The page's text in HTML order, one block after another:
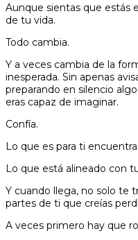
Aunque sientas que estás
de tu vida.
Todo cambia.
Y a veces cambia de la
inesperada. Sin apenas
preparando en silencio
eras capaz de imaginar.
Confía.
Lo que es para ti
Lo que está alineado con
Y cuando llega, no solo te
partes de ti que creías
A veces primero hay que